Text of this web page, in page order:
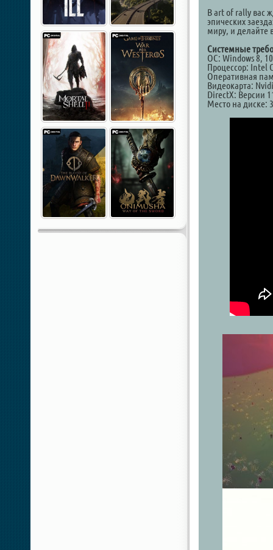
В art of rally вас
эпических
миру, и делайте
Системные
ОС: Windows 8,
Процессор: Intel
Оперативная
Видеокарта:
DirectX: Версии
Место на диске: